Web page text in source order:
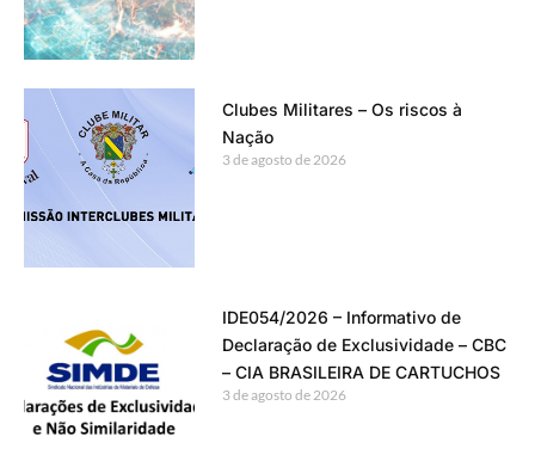
Clubes Militares – Os riscos à
Nação
3 de agosto de 2026
IDE054/2026 – Informativo de
Declaração de Exclusividade – CBC
– CIA BRASILEIRA DE CARTUCHOS
3 de agosto de 2026